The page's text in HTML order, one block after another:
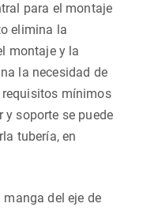
para el montaje
elimina la
montaje y la
la necesidad de
mínimos
y soporte se puede
tubería, en
del eje de